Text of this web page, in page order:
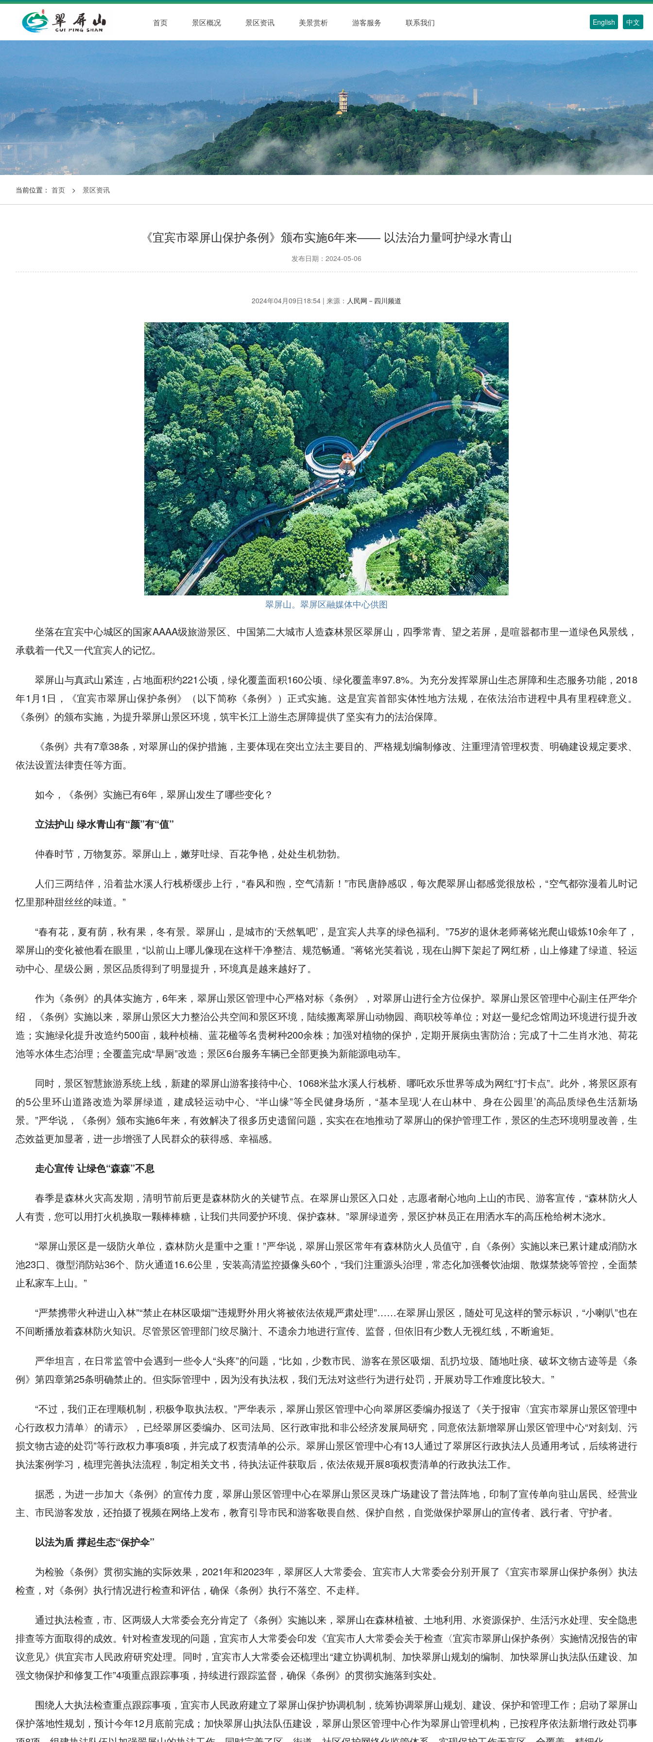
首页 景区概况 景区资讯 美景赏析 游客服务 联系我们 English 中文
当前位置： 首页 > 景区资讯
《宜宾市翠屏山保护条例》颁布实施6年来—— 以法治力量呵护绿水青山
发布日期：2024-05-06
2024年04月09日18:54 | 来源： 人民网－四川频道
翠屏山。翠屏区融媒体中心供图
坐落在宜宾中心城区的国家AAAA级旅游景区、中国第二大城市人造森林景区翠屏山，四季常青、望之若屏，是喧嚣都市里一道绿色风景线，
承载着一代又一代宜宾人的记忆。
翠屏山与真武山紧连，占地面积约221公顷，绿化覆盖面积160公顷、绿化覆盖率97.8%。为充分发挥翠屏山生态屏障和生态服务功能，2018
年1月1日，《宜宾市翠屏山保护条例》（以下简称《条例》）正式实施。这是宜宾首部实体性地方法规，在依法治市进程中具有里程碑意义。
《条例》的颁布实施，为提升翠屏山景区环境，筑牢长江上游生态屏障提供了坚实有力的法治保障。
《条例》共有7章38条，对翠屏山的保护措施，主要体现在突出立法主要目的、严格规划编制修改、注重理清管理权责、明确建设规定要求、
依法设置法律责任等方面。
如今，《条例》实施已有6年，翠屏山发生了哪些变化？
立法护山 绿水青山有“颜”有“值”
仲春时节，万物复苏。翠屏山上，嫩芽吐绿、百花争艳，处处生机勃勃。
人们三两结伴，沿着盐水溪人行栈桥缓步上行，“春风和煦，空气清新！”市民唐静感叹，每次爬翠屏山都感觉很放松，“空气都弥漫着儿时记
忆里那种甜丝丝的味道。”
“春有花，夏有荫，秋有果，冬有景。翠屏山，是城市的‘天然氧吧’，是宜宾人共享的绿色福利。”75岁的退休老师蒋铭光爬山锻炼10余年了，
翠屏山的变化被他看在眼里，“以前山上哪儿像现在这样干净整洁、规范畅通。”蒋铭光笑着说，现在山脚下架起了网红桥，山上修建了绿道、轻运
动中心、星级公厕，景区品质得到了明显提升，环境真是越来越好了。
作为《条例》的具体实施方，6年来，翠屏山景区管理中心严格对标《条例》，对翠屏山进行全方位保护。翠屏山景区管理中心副主任严华介
绍，《条例》实施以来，翠屏山景区大力整治公共空间和景区环境，陆续搬离翠屏山动物园、商职校等单位；对赵一曼纪念馆周边环境进行提升改
造；实施绿化提升改造约500亩，栽种桢楠、蓝花楹等名贵树种200余株；加强对植物的保护，定期开展病虫害防治；完成了十二生肖水池、荷花
池等水体生态治理；全覆盖完成“旱厕”改造；景区6台服务车辆已全部更换为新能源电动车。
同时，景区智慧旅游系统上线，新建的翠屏山游客接待中心、1068米盐水溪人行栈桥、哪吒欢乐世界等成为网红“打卡点”。此外，将景区原有
的5公里环山道路改造为翠屏绿道，建成轻运动中心、“半山缘”等全民健身场所，“基本呈现‘人在山林中、身在公园里’的高品质绿色生活新场
景。”严华说，《条例》颁布实施6年来，有效解决了很多历史遗留问题，实实在在地推动了翠屏山的保护管理工作，景区的生态环境明显改善，生
态效益更加显著，进一步增强了人民群众的获得感、幸福感。
走心宣传 让绿色“森森”不息
春季是森林火灾高发期，清明节前后更是森林防火的关键节点。在翠屏山景区入口处，志愿者耐心地向上山的市民、游客宣传，“森林防火人
人有责，您可以用打火机换取一颗棒棒糖，让我们共同爱护环境、保护森林。”翠屏绿道旁，景区护林员正在用洒水车的高压枪给树木浇水。
“翠屏山景区是一级防火单位，森林防火是重中之重！”严华说，翠屏山景区常年有森林防火人员值守，自《条例》实施以来已累计建成消防水
池23口、微型消防站36个、防火通道16.6公里，安装高清监控摄像头60个，“我们注重源头治理，常态化加强餐饮油烟、散煤禁烧等管控，全面禁
止私家车上山。”
“严禁携带火种进山入林”“禁止在林区吸烟”“违规野外用火将被依法依规严肃处理”……在翠屏山景区，随处可见这样的警示标识，“小喇叭”也在
不间断播放着森林防火知识。尽管景区管理部门绞尽脑汁、不遗余力地进行宣传、监督，但依旧有少数人无视红线，不断逾矩。
严华坦言，在日常监管中会遇到一些令人“头疼”的问题，“比如，少数市民、游客在景区吸烟、乱扔垃圾、随地吐痰、破坏文物古迹等是《条
例》第四章第25条明确禁止的。但实际管理中，因为没有执法权，我们无法对这些行为进行处罚，开展劝导工作难度比较大。”
“不过，我们正在理顺机制，积极争取执法权。”严华表示，翠屏山景区管理中心向翠屏区委编办报送了《关于报审〈宜宾市翠屏山景区管理中
心行政权力清单〉的请示》，已经翠屏区委编办、区司法局、区行政审批和非公经济发展局研究，同意依法新增翠屏山景区管理中心“对刻划、污
损文物古迹的处罚”等行政权力事项8项，并完成了权责清单的公示。翠屏山景区管理中心有13人通过了翠屏区行政执法人员通用考试，后续将进行
执法案例学习，梳理完善执法流程，制定相关文书，待执法证件获取后，依法依规开展8项权责清单的行政执法工作。
据悉，为进一步加大《条例》的宣传力度，翠屏山景区管理中心在翠屏山景区灵珠广场建设了普法阵地，印制了宣传单向驻山居民、经营业
主、市民游客发放，还拍摄了视频在网络上发布，教育引导市民和游客敬畏自然、保护自然，自觉做保护翠屏山的宣传者、践行者、守护者。
以法为盾 撑起生态“保护伞”
为检验《条例》贯彻实施的实际效果，2021年和2023年，翠屏区人大常委会、宜宾市人大常委会分别开展了《宜宾市翠屏山保护条例》执法
检查，对《条例》执行情况进行检查和评估，确保《条例》执行不落空、不走样。
通过执法检查，市、区两级人大常委会充分肯定了《条例》实施以来，翠屏山在森林植被、土地利用、水资源保护、生活污水处理、安全隐患
排查等方面取得的成效。针对检查发现的问题，宜宾市人大常委会印发《宜宾市人大常委会关于检查〈宜宾市翠屏山保护条例〉实施情况报告的审
议意见》供宜宾市人民政府研究处理。同时，宜宾市人大常委会还梳理出“建立协调机制、加快翠屏山规划的编制、加快翠屏山执法队伍建设、加
强文物保护和修复工作”4项重点跟踪事项，持续进行跟踪监督，确保《条例》的贯彻实施落到实处。
围绕人大执法检查重点跟踪事项，宜宾市人民政府建立了翠屏山保护协调机制，统筹协调翠屏山规划、建设、保护和管理工作；启动了翠屏山
保护落地性规划，预计今年12月底前完成；加快翠屏山执法队伍建设，翠屏山景区管理中心作为翠屏山管理机构，已按程序依法新增行政处罚事